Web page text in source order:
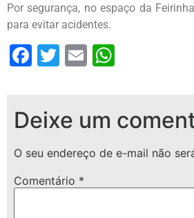
Por segurança, no espaço da
para evitar acidentes.
Facebook
Twitter
Email
Deixe um
O seu endereço de e-mail não
Comentário *